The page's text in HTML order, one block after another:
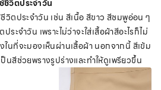
ชีวิตประจำวัน
วิตประจำวัน เช่น สีเนื้อ สีขาว สีชมพูอ่อน ๆ
ระจำวัน เพราะไม่ว่าจะใส่เสื้อผ้าสีอะไรก็ไม่
นที่จะมองเห็นผ่านเสื้อผ้า นอกจากนี้ สีเข้ม
นสีช่วยพรางรูปร่างและทำให้ดูเพรียวขึ้น